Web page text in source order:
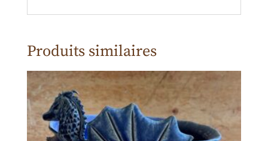
Produits similaires